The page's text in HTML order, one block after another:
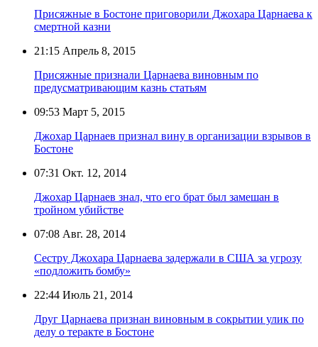
Присяжные в Бостоне приговорили Джохара Царнаева к
смертной казни
21:15 Апрель 8, 2015
Присяжные признали Царнаева виновным по
предусматривающим казнь статьям
09:53 Март 5, 2015
Джохар Царнаев признал вину в организации взрывов в
Бостоне
07:31 Окт. 12, 2014
Джохар Царнаев знал, что его брат был замешан в
тройном убийстве
07:08 Авг. 28, 2014
Сестру Джохара Царнаева задержали в США за угрозу
«подложить бомбу»
22:44 Июль 21, 2014
Друг Царнаева признан виновным в сокрытии улик по
делу о теракте в Бостоне